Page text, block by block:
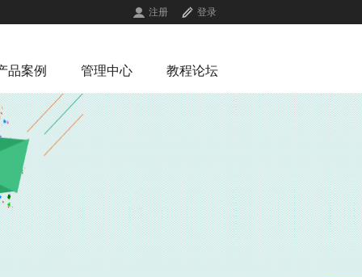
注册 登录
品案例 管理中心 教程论坛